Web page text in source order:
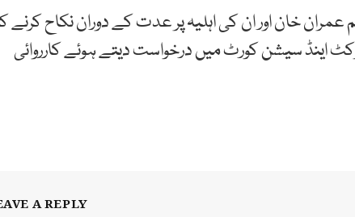
خان اور ان کی اہلیہ پر عدت کے دوران نکاح کرنے
اینڈ سیشن کورٹ میں درخواست دیتے ہوئے کارروائی
A REPLY